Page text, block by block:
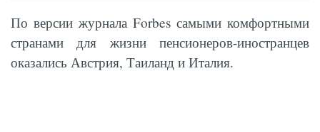
По версии журнала Forbes самыми комфортными
странами для жизни пенсионеров-иностранцев
оказались Австрия, Таиланд и Италия.